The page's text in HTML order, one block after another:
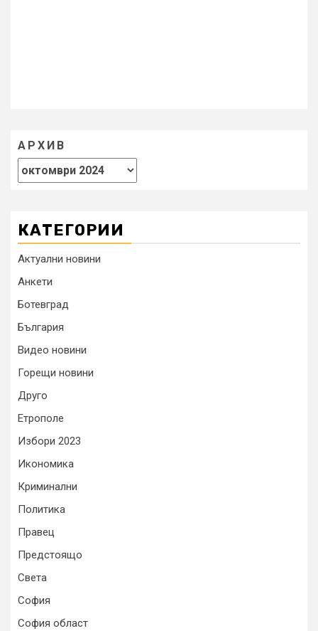
АРХИВ
КАТЕГОРИИ
Актуални новини
Анкети
Ботевград
България
Видео новини
Горещи новини
Друго
Етрополе
Избори 2023
Икономика
Криминални
Политика
Правец
Предстоящо
Света
София
София област